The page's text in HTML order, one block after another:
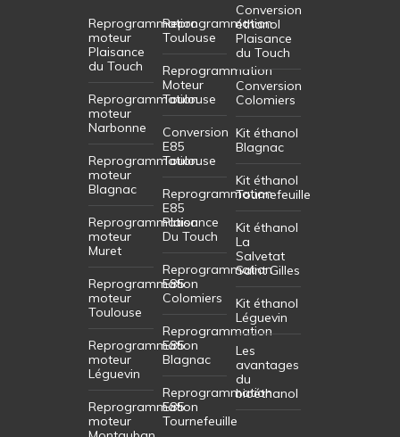
Reprogrammation
moteur
Plaisance
du Touch
Reprogrammation
moteur
Narbonne
Reprogrammation
moteur
Blagnac
Reprogrammation
moteur
Muret
Reprogrammation
moteur
Toulouse
Reprogrammation
moteur
Léguevin
Reprogrammation
moteur
Reprogrammation
Toulouse
Reprogrammation
Moteur
Toulouse
Conversion
E85
Toulouse
Reprogrammation
E85
Plaisance
Du Touch
Reprogrammation
E85
Colomiers
Reprogrammation
E85
Blagnac
Reprogrammation
E85
Tournefeuille
Conversion
éthanol
Plaisance
du Touch
Conversion
Colomiers
Kit éthanol
Blagnac
Kit éthanol
Tournefeuille
Kit éthanol
La
Salvetat
Saint Gilles
Kit éthanol
Léguevin
Les
avantages
du
bioéthanol